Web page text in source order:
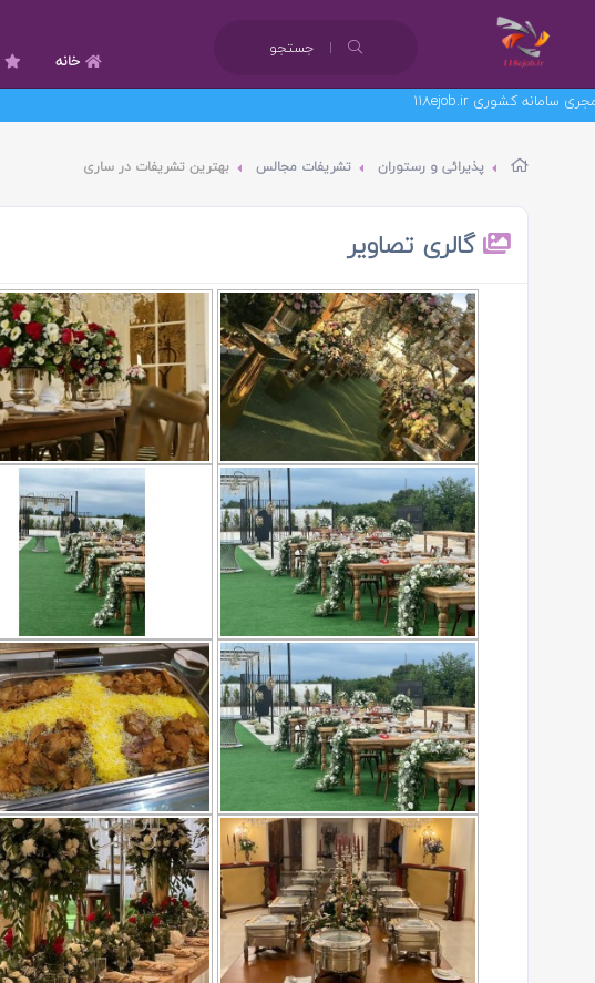
جستجو
خانه
پذیرائی و رستوران تشریفات مجالس بهترین تشریفات در ساری
گالری تصاویر